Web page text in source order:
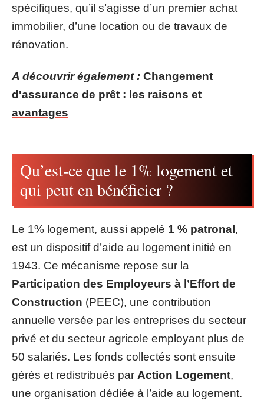
spécifiques, qu’il s’agisse d’un premier achat
immobilier, d’une location ou de travaux de
rénovation.
A découvrir également : Changement
d'assurance de prêt : les raisons et
avantages
Qu’est-ce que le 1% logement et
qui peut en bénéficier ?
Le 1% logement, aussi appelé 1 % patronal,
est un dispositif d’aide au logement initié en
1943. Ce mécanisme repose sur la
Participation des Employeurs à l’Effort de
Construction (PEEC), une contribution
annuelle versée par les entreprises du secteur
privé et du secteur agricole employant plus de
50 salariés. Les fonds collectés sont ensuite
gérés et redistribués par Action Logement,
une organisation dédiée à l’aide au logement.